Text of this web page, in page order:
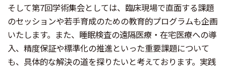
そして第7回学術集会としては、臨床現場で直面する課題
のセッションや若手育成のための教育的プログラムも企画
いたします。また、睡眠検査の遠隔医療・在宅医療への導
入、精度保証や標準化の推進といった重要課題について
も、具体的な解決の道を探りたいと考えております。実践